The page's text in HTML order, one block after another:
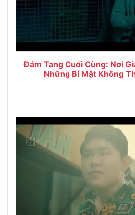
Đám Tang Cuối Cùng: Nơi
Những Bí Mật Không